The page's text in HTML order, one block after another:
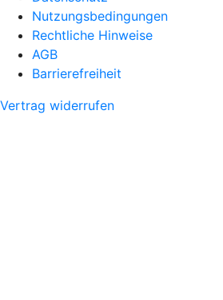
Nutzungsbedingungen
Rechtliche Hinweise
AGB
Barrierefreiheit
Vertrag widerrufen